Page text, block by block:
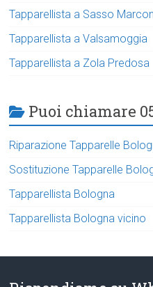
Tapparellista a Sasso
Tapparellista a Valsamoggia
Tapparellista a Zola Predosa
Puoi chiamare
Riparazione Tapparelle
Sostituzione Tapparelle
Tapparellista Bologna
Tapparellista Bologna vicino